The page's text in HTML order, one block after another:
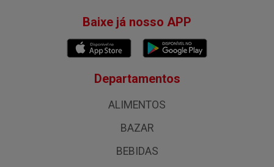
Baixe já nosso APP
Departamentos
ALIMENTOS
BAZAR
BEBIDAS